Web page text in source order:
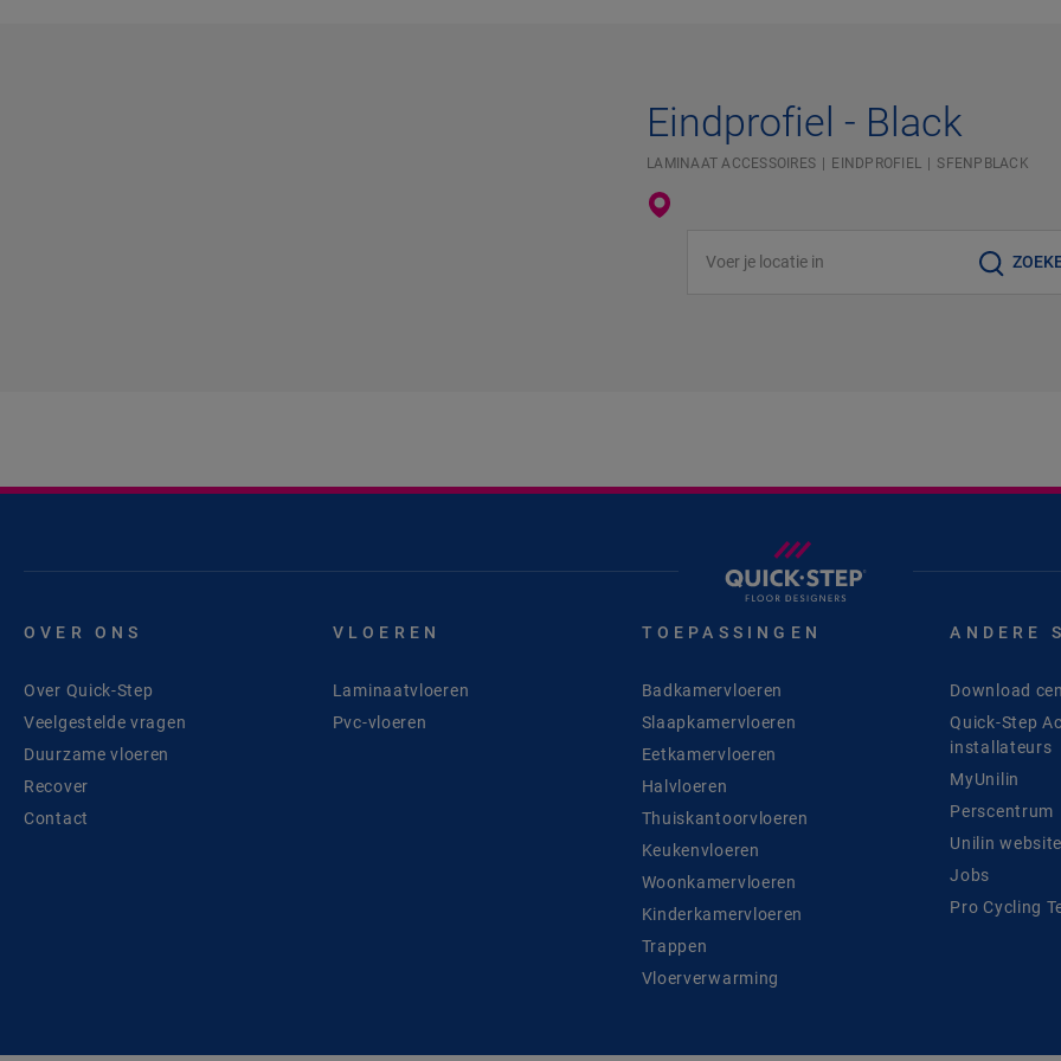
Eindprofiel - Black
LAMINAAT ACCESSOIRES EINDPROFIEL SFENPBLACK
OVER ONS
Over Quick-Step
Veelgestelde vragen
Duurzame vloeren
Recover
Contact
VLOEREN
Laminaatvloeren
Pvc-vloeren
TOEPASSINGEN
Badkamervloeren
Slaapkamervloeren
Eetkamervloeren
Halvloeren
Thuiskantoorvloeren
Keukenvloeren
Woonkamervloeren
Kinderkamervloeren
Trappen
Vloerverwarming
ANDERE
Download
Quick-Step
installateurs
MyUnilin
Perscentrum
Unilin
Jobs
Pro Cycling